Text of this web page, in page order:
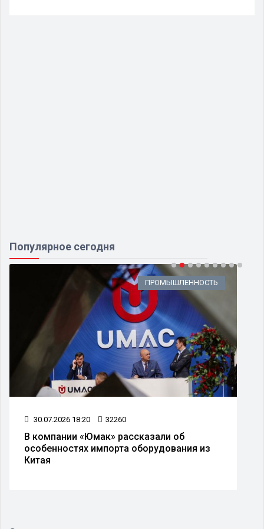
Популярное сегодня
ПРОМЫШЛЕННОСТЬ
30.07.2026 18:20 32260
В компании «Юмак» рассказали об
особенностях импорта оборудования из
Китая